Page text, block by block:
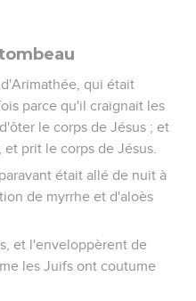
qui était
parce qu'il craignait les
le corps de Jésus ; et
prit le corps de Jésus.
était allé de nuit à
de myrrhe et d'aloès
et l'enveloppèrent de
les Juifs ont coutume